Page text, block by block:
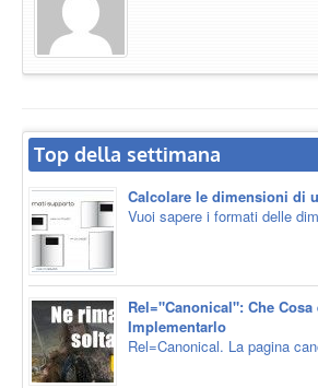
Top della settimana
Calcolare le dimensioni di
Vuoi sapere i formati delle
Rel="Canonical": Che Cosa
Implementarlo
Rel=Canonical. La pagina